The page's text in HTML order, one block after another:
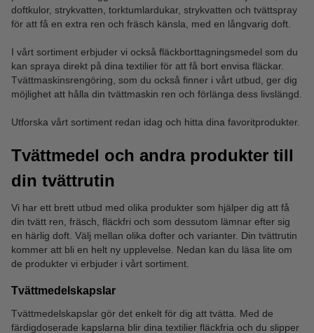
doftkulor, strykvatten, torktumlardukar, strykvatten och tvättspray
för att få en extra ren och fräsch känsla, med en långvarig doft.
I vårt sortiment erbjuder vi också fläckborttagningsmedel som du
kan spraya direkt på dina textilier för att få bort envisa fläckar.
Tvättmaskinsrengöring, som du också finner i vårt utbud, ger dig
möjlighet att hålla din tvättmaskin ren och förlänga dess livslängd.
Utforska vårt sortiment redan idag och hitta dina favoritprodukter.
Tvättmedel och andra produkter till
din tvättrutin
Vi har ett brett utbud med olika produkter som hjälper dig att få
din tvätt ren, fräsch, fläckfri och som dessutom lämnar efter sig
en härlig doft. Välj mellan olika dofter och varianter. Din tvättrutin
kommer att bli en helt ny upplevelse. Nedan kan du läsa lite om
de produkter vi erbjuder i vårt sortiment.
Tvättmedelskapslar
Tvättmedelskapslar gör det enkelt för dig att tvätta. Med de
färdigdoserade kapslarna blir dina textilier fläckfria och du slipper